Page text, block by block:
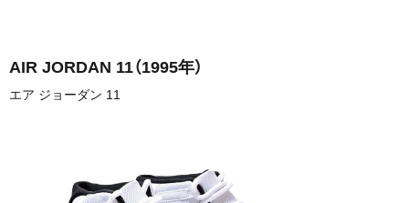
AIR JORDAN 11（1995年）
エア ジョーダン 11